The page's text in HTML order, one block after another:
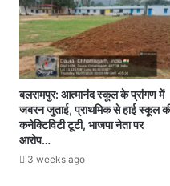
झा
कि
या
स
ड
ज्य
प्र
शा
स
नि
क
से
वा
के
बलरामपुर: आत्मानंद स्कूल के प्रांगण में
जबरन जुताई, प्राथमिक से हाई स्कूल
कनेक्टिविटी टूटी, भाजपा नेता पर
आरोप…
3 weeks ago